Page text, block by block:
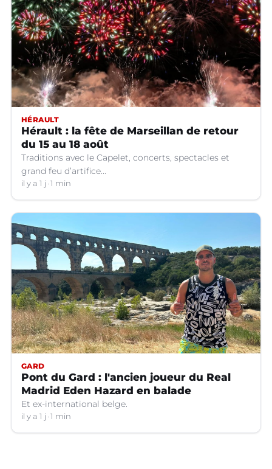
HÉRAULT
Hérault : la fête de Marseillan de retour
du 15 au 18 août
Traditions avec le Capelet, concerts, spectacles et
grand feu d’artifice...
il y a 1 j 1 min
GARD
Pont du Gard : l'ancien joueur du Real
Madrid Eden Hazard en balade
Et ex-international belge.
il y a 1 j 1 min